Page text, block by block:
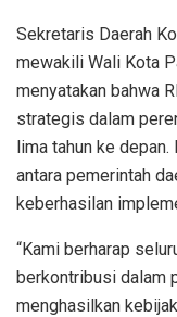
Sekretaris Daerah
mewakili Wali Kota
menyatakan bahwa
strategis dalam
lima tahun ke
antara pemerintah
keberhasilan
“Kami berharap
berkontribusi dalam
menghasilkan